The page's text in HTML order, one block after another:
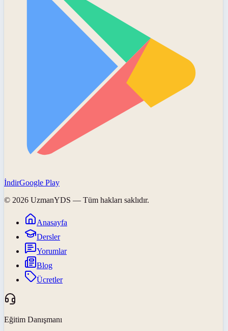
İndirGoogle Play
© 2026 UzmanYDS — Tüm hakları saklıdır.
Anasayfa
Dersler
Yorumlar
Blog
Ücretler
Eğitim Danışmanı